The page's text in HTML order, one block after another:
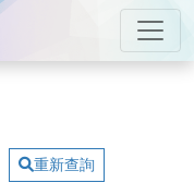
網
重新查詢